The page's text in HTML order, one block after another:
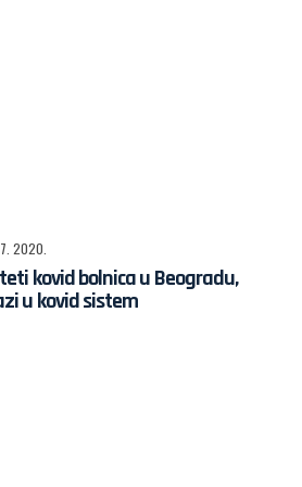
2020.
kovid bolnica u Beogradu,
u kovid sistem